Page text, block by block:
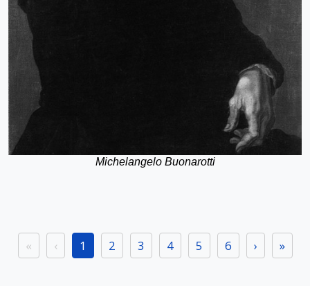
Michelangelo Buonarotti
« ‹ 1 2 3 4 5 6 › »